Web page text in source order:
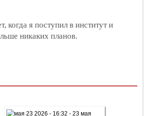
когда я поступил в институт и
никаких планов.